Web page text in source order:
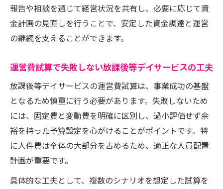
報告や相談を通じて経営状況を共有し、必要に応じて資
金計画の見直しを行うことで、安定した資金調達と運営
の継続を支えることができます。
運営費試算で失敗しない放課後等デイサービスの工夫
放課後等デイサービスの運営費試算は、事業成功の基盤
となるため慎重に行う必要があります。失敗しないため
には、固定費と変動費を明確に区別し、過小評価せず余
裕を持った予算設定を心がけることがポイントです。特
に人件費は全体の大部分を占めるため、適正な人員配置
計画が重要です。
具体的な工夫として、複数のシナリオを想定した試算を